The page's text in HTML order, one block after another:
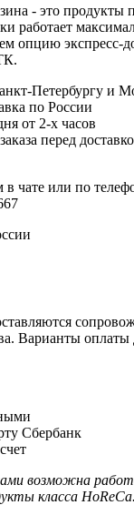
- это продукты
работает
опцию экспресс-
Петербургу и
по России
от 2-х часов
перед
в чате или по
Варианты оплаты
Сбербанк
возможна
класса HoReCa.